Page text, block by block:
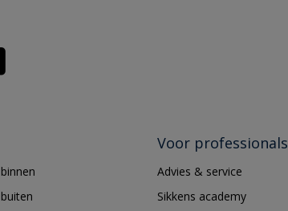
Voor professionals
Advies & service
Sikkens academy